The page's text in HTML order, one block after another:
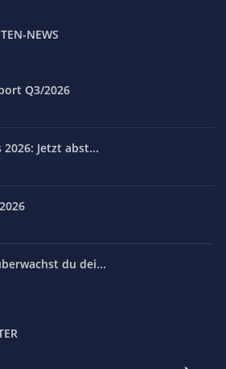
NEWS
Q3/2026
Jetzt abst...
du dei...